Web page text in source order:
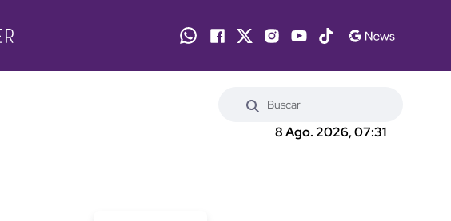
8 Ago. 2026, 07:31